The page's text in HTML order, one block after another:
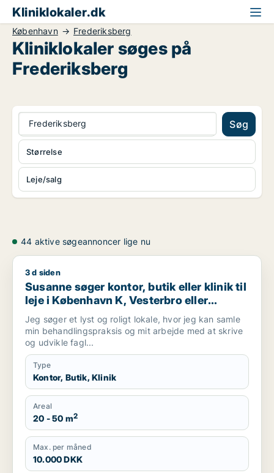
Kliniklokaler.dk
København Frederiksberg
Kliniklokaler søges på
Frederiksberg
Frederiksberg Søg
Leje/salg
Størrelse
44 aktive søgeannoncer lige nu
Susanne søger kontor, butik eller klinik til leje i København
3 d siden
Susanne søger kontor, butik eller klinik til
leje i København K, Vesterbro eller
Frederiksberg m.fl.
Jeg søger et lyst og roligt lokale, hvor jeg kan samle
min behandlingspraksis og mit arbejde med at skrive
og udvikle fagl...
Type
Kontor, Butik, Klinik
Areal
20 - 50 m2
Max. per måned
10.000 DKK